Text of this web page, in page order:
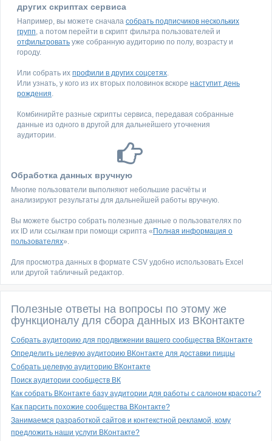
других скриптах сервиса
Например, вы можете сначала собрать подписчиков нескольких
групп, а потом перейти в скрипт фильтра пользователей и
отфильтровать уже собранную аудиторию по полу, возрасту и
городу.
Или собрать их профили в других соцсетях.
Или узнать, у кого из их вторых половинок вскоре наступит день
рождения.
Комбинирйте разные скрипты сервиса, передавая собранные
данные из одного в другой для дальнейшего уточнения
аудитории.
Обработка данных вручную
Многие пользователи выполняют небольшие расчёты и
анализируют результаты для дальнейшей работы вручную.
Вы можете быстро собрать полезные данные о пользователях по
их ID или ссылкам при помощи скрипта « Полная информация о
пользователях».
Для просмотра данных в формате CSV удобно использовать Excel
или другой табличный редактор.
Полезные ответы на вопросы по этому же
функционалу для сбора данных из ВКонтакте
Собрать аудиторию для продвижении вашего сообщества ВКонтакте
Определить целевую аудиторию ВКонтакте для доставки пиццы
Собрать целевую аудиторию ВКонтакте
Поиск аудитории сообществ ВК
Как собрать ВКонтакте базу аудитории для работы с салоном красоты?
Как парсить похожие сообщества ВКонтакте?
Занимаемся разработкой сайтов и контекстной рекламой, кому
предложить наши услуги ВКонтакте?